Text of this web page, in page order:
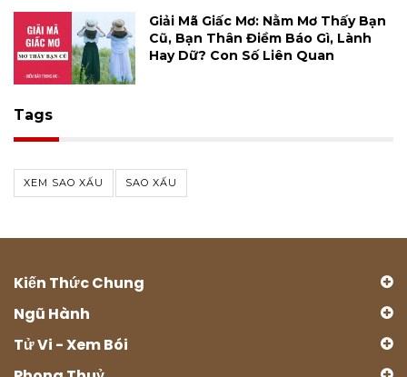
Giải Mã Giấc Mơ: Nằm Mơ Thấy Bạn
Cũ, Bạn Thân Điềm Báo Gì, Lành
Hay Dữ? Con Số Liên Quan
Tags
XEM SAO XẤU SAO XẤU
Kiến Thức Chung
Ngũ Hành
Tử Vi - Xem Bói